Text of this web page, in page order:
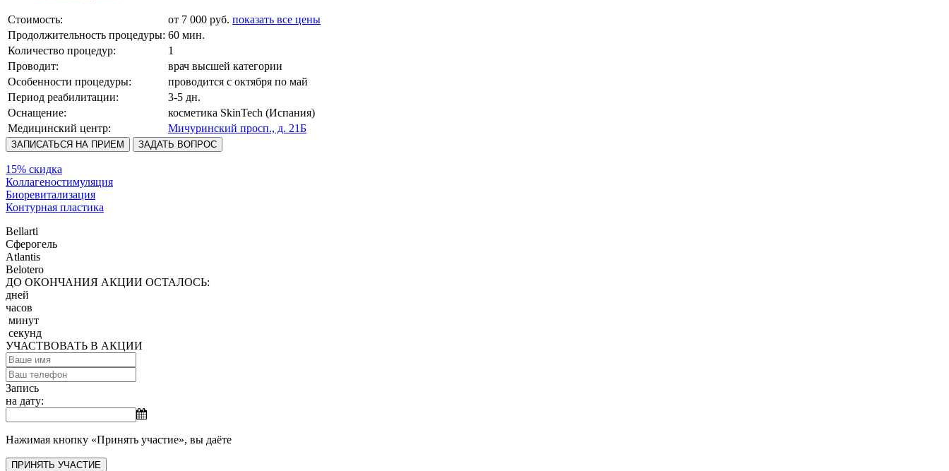
Стоимость: от 7 000 руб. показать все цены
Продолжительность процедуры: 60 мин.
Количество процедур:
1
Проводит:
врач высшей категории
Особенности процедуры:
проводится с октября по май
Период реабилитации:
3-5 дн.
Оснащение:
косметика SkinTech (Испания)
Медицинский центр:
Мичуринский просп., д. 21Б
ЗАПИСАТЬСЯ НА ПРИЕМ ЗАДАТЬ ВОПРОС
15% скидка
Коллагеностимуляция
Биоревитализация
Контурная пластика
Bellarti
Сферогель
Atlantis
Belotero
ДО ОКОНЧАНИЯ АКЦИИ ОСТАЛОСЬ:
дней
часов
минут
секунд
УЧАСТВОВАТЬ В АКЦИИ
Запись
на дату:
Нажимая кнопку «Принять участие», вы даёте
ПРИНЯТЬ УЧАСТИЕ